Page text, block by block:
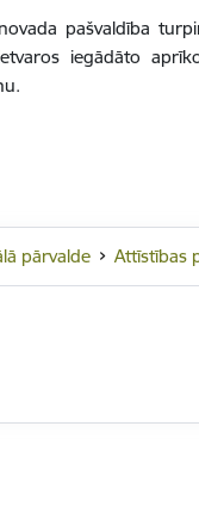
pašvaldība
iegādāto
pārvalde Attīstības